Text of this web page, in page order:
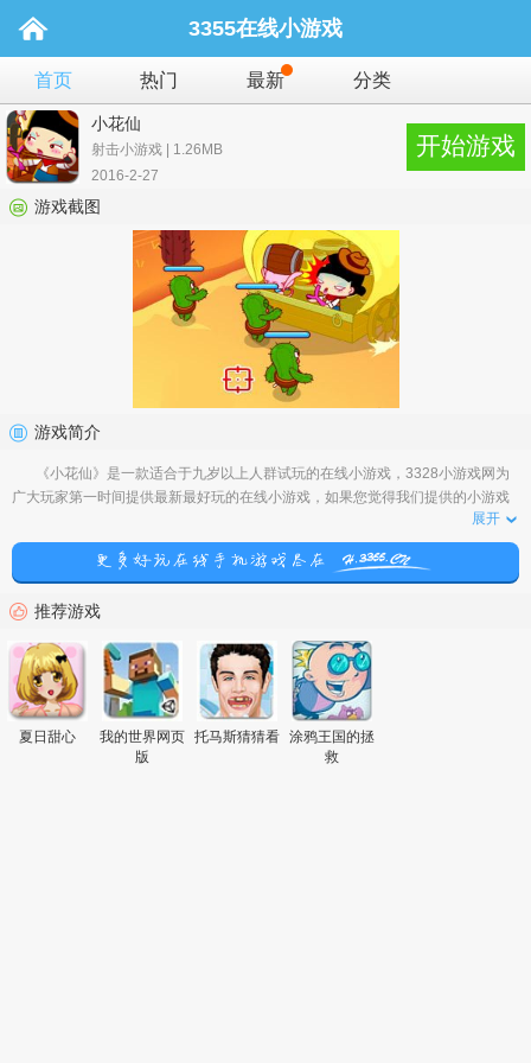
3355在线小游戏
首页 热门 最新 分类
小花仙
射击小游戏 | 1.26MB
2016-2-27
开始游戏
游戏截图
游戏简介
《小花仙》是一款适合于九岁以上人群试玩的在线小游戏，3328小游戏网为
广大玩家第一时间提供最新最好玩的在线小游戏，如果您觉得我们提供的小游戏
展开
推荐游戏
夏日甜心
我的世界网页
版
托马斯猜猜看 涂鸦王国的拯
救